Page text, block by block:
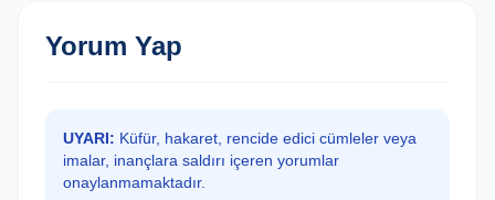
Yorum Yap
UYARI: Küfür, hakaret, rencide edici cümleler veya
imalar, inançlara saldırı içeren yorumlar
onaylanmamaktadır.